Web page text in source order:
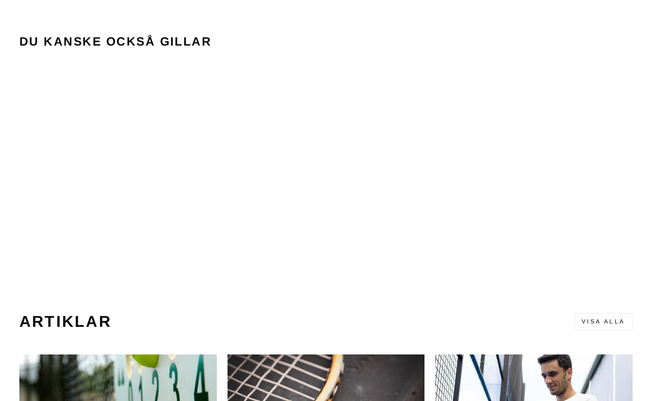
DU KANSKE OCKSÅ GILLAR
ARTIKLAR VISA ALLA